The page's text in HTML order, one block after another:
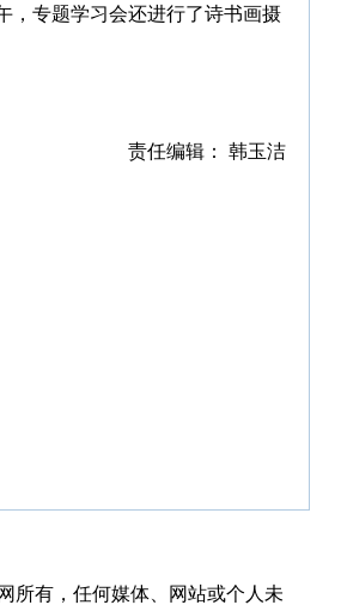
，专题学习会还进行了诗书画摄
责任编辑： 韩玉洁
所有，任何媒体、网站或个人未